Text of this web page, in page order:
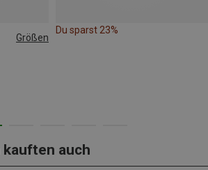
Größen
Du sparst 23%
auch